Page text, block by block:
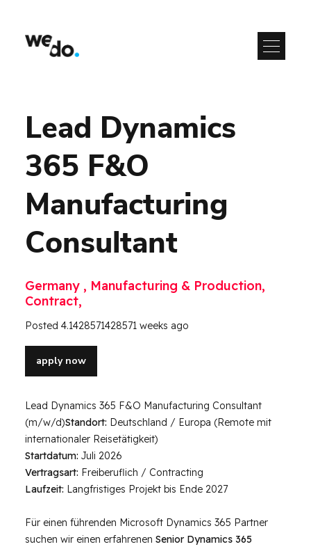
Lead Dynamics
365 F&O
Manufacturing
Consultant
Germany , Manufacturing & Production,
Contract,
Posted 4.1428571428571 weeks ago
apply now
Lead Dynamics 365 F&O Manufacturing Consultant
(m/w/d)Standort: Deutschland / Europa (Remote mit
internationaler Reisetätigkeit)
Startdatum: Juli 2026
Vertragsart: Freiberuflich / Contracting
Laufzeit: Langfristiges Projekt bis Ende 2027
Für einen führenden Microsoft Dynamics 365 Partner
suchen wir einen erfahrenen Senior Dynamics 365